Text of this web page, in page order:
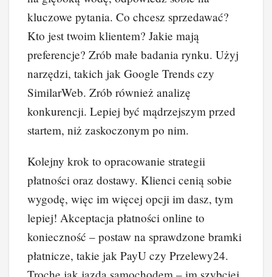
kluczowe pytania. Co chcesz sprzedawać?
Kto jest twoim klientem? Jakie mają
preferencje? Zrób małe badania rynku. Użyj
narzędzi, takich jak Google Trends czy
SimilarWeb. Zrób również analizę
konkurencji. Lepiej być mądrzejszym przed
startem, niż zaskoczonym po nim.
Kolejny krok to opracowanie strategii
płatności oraz dostawy. Klienci cenią sobie
wygodę, więc im więcej opcji im dasz, tym
lepiej! Akceptacja płatności online to
konieczność – postaw na sprawdzone bramki
płatnicze, takie jak PayU czy Przelewy24.